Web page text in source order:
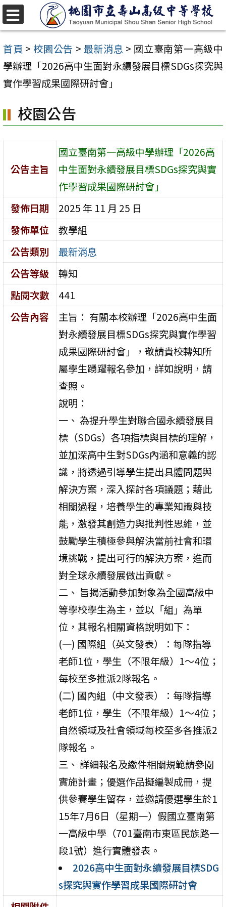
跳
至
主
要
內
區
首頁 > 校園公告 > 最新消息 > 國立臺南第一高級中
學辦理「2026高中生面對永續發展目標SDGs探究與
實作學習成果國際研討會」
校園公告
公告主旨
國立臺南第一高級中學辦理「2026高
中生面對永續發展目標SDGs探究與實
作學習成果國際研討會」
發佈日期
2025 年 11 月 25 日
發佈單位
教學組
公告類別
最新消息
公告等級
轉知
點閱次數
441
公告內容
主旨： 有關本校辦理「2026高中生面
對永續發展目標SDGs探究與實作學習
成果國際研討會」，敬請貴校轉知所
屬學生踴躍報名參加，詳如說明，請
查照。
說明：
一、 為提升學生對聯合國永續發展目
標（SDGs）各項指標與目標的理解，
並加深高中生對SDGs內涵和意義的認
識，將透過引導學生提出具體問題與
解決方案，深入探討各項議題；藉此
相關過程，培養學生的專業知識與技
能，激發其創造力與批判性思維，並
鼓勵學生積極參與解決當前社會和環
境挑戰，提出可行的解決方案，進而
對全球永續發展做出貢獻。
二、 旨揭活動參加對象為全國高級中
等學校學生為主，並以「組」為單
位，其報名相關資格說明如下：
(一) 國際組（英文發表）：每隊指導
老師1位，學生（不限年級）1～4位；
每校至多推派2隊報名。
(二) 國內組（中文發表）：每隊指導
老師1位，學生（不限年級）1～4位；
自然領域及社會領域每校至多各推派2
隊報名。
三、 詳細報名及繳件相關規範請參閱
實施計畫；優選作品擬編製成冊，提
供參賽學生留存，並邀請優選學生於1
15年7月6日（星期一）假國立臺南第
一高級中學（701臺南市東區民族路一
段1號）進行實體發表。
2026高中生面對永續發展目標SDG
s探究與實作學習成果國際研討會
選
單